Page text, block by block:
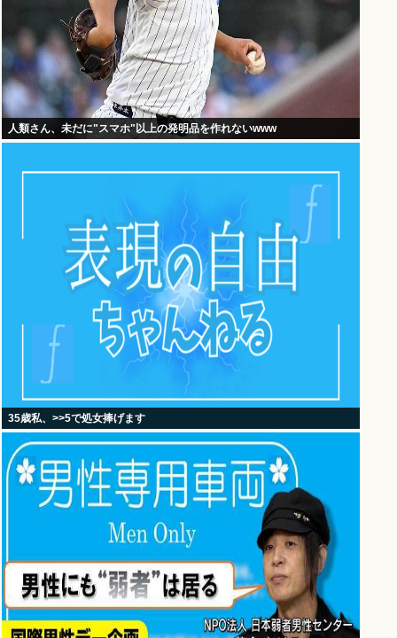
人類さん、未だに"スマホ"以上の発明品を作れないwww
35歳私、>>5で処女捧げます